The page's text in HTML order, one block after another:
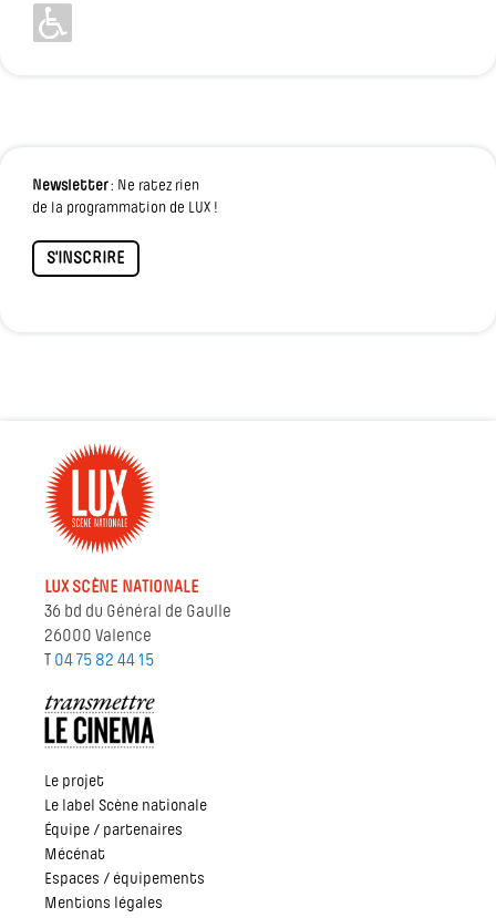
Newsletter: Ne ratez rien
de la programmation de LUX !
S'INSCRIRE
LUX SCÈNE NATIONALE
36 bd du Général de Gaulle
26000 Valence
T 04 75 82 44 15
Le projet
Le label Scène nationale
Équipe / partenaires
Mécénat
Espaces / équipements
Mentions légales